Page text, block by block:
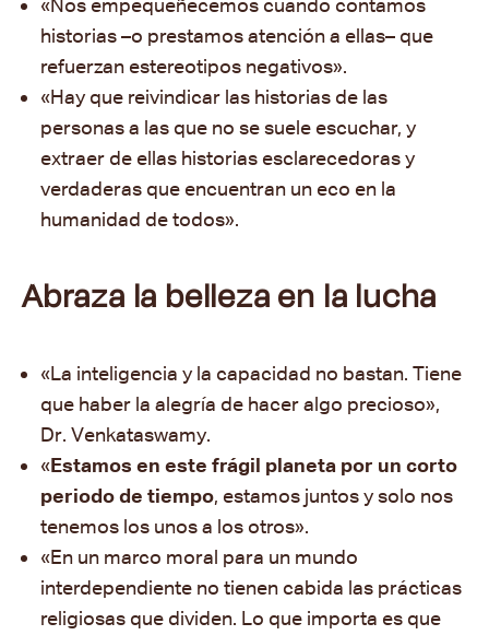
historias–o prestamos atención a ellas– que
refuerzan estereotipos negativos».
«Hay que reivindicar las historias de las
personas a las que no se suele escuchar, y
extraer de ellas historias esclarecedoras y
verdaderas que encuentran un eco en la
humanidad de todos».
Abraza la belleza en la lucha
«La inteligencia y la capacidad no bastan. Tiene
que haber la alegría de hacer algo precioso»,
Dr. Venkataswamy.
«Estamos en este frágil planeta por un corto
periodo de tiempo, estamos juntos y solo nos
tenemos los unos a los otros».
«En un marco moral para un mundo
interdependiente no tienen cabida las prácticas
religiosas que dividen. Lo que importa es que